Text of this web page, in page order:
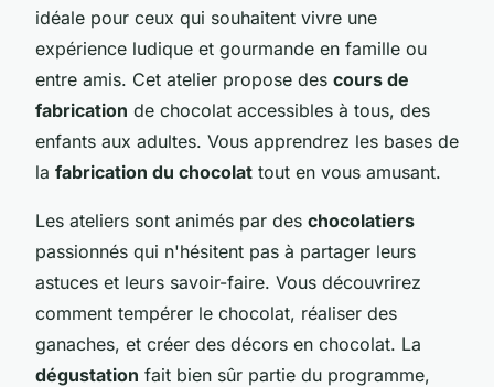
idéale pour ceux qui souhaitent vivre une
expérience ludique et gourmande en famille ou
entre amis. Cet atelier propose des cours de
fabrication de chocolat accessibles à tous, des
enfants aux adultes. Vous apprendrez les bases de
la fabrication du chocolat tout en vous amusant.
Les ateliers sont animés par des chocolatiers
passionnés qui n'hésitent pas à partager leurs
astuces et leurs savoir-faire. Vous découvrirez
comment tempérer le chocolat, réaliser des
ganaches, et créer des décors en chocolat. La
dégustation fait bien sûr partie du programme,